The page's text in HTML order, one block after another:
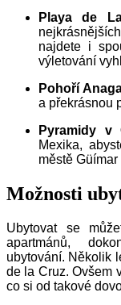
Playa de
najdete i
výletování
Pohoří
a překrásnou
Pyramidy v
Mexika,
městě
Možnosti
Ubytovat se
apartmánů,
ubytování. Několik
de la Cruz. Ovšem
co si od takové